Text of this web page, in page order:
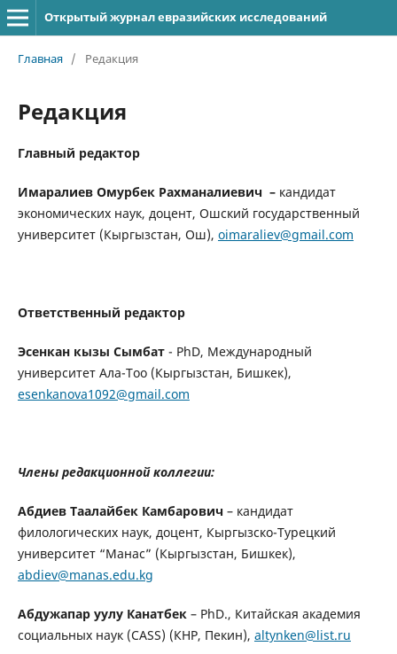
Открытый журнал евразийских исследований
Главная / Редакция
Редакция
Главный редактор
Имаралиев Омурбек Рахманалиевич – кандидат
экономических наук, доцент, Ошский государственный
университет (Кыргызстан, Ош), oimaraliev@gmail.com
Ответственный редактор
Эсенкан кызы Сымбат- PhD, Международный
университет Ала-Тоо (Кыргызстан, Бишкек),
esenkanova1092@gmail.com
Члены редакционной коллегии:
Абдиев Таалайбек Камбарович – кандидат
филологических наук, доцент, Кыргызско-Турецкий
университет “Манас” (Кыргызстан, Бишкек),
abdiev@manas.edu.kg
Абдужапар уулу Канатбек– PhD., Китайская академия
социальных наук (CASS) (КНР, Пекин), altynken@list.ru